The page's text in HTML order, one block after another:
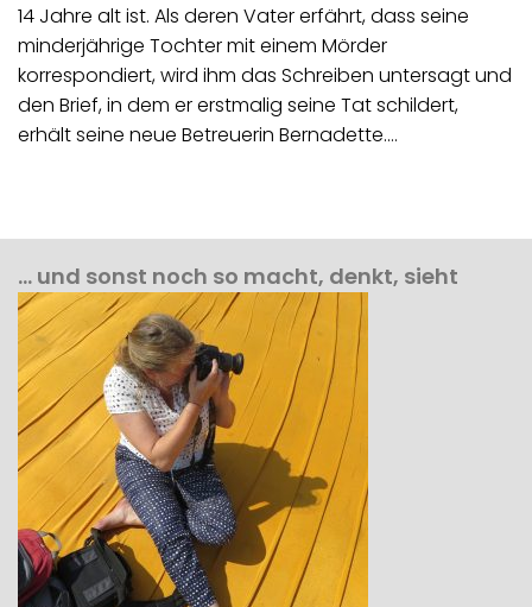
14 Jahre alt ist. Als deren Vater erfährt, dass seine
minderjährige Tochter mit einem Mörder
korrespondiert, wird ihm das Schreiben untersagt und
den Brief, in dem er erstmalig seine Tat schildert,
erhält seine neue Betreuerin Bernadette.…
… und sonst noch so macht, denkt, sieht